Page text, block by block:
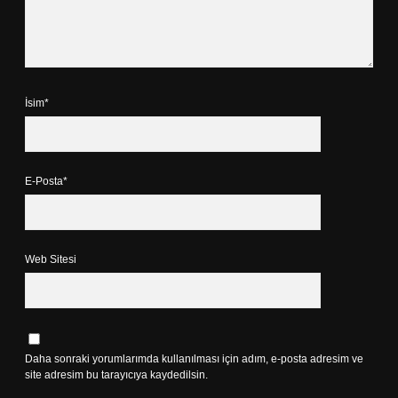
İsim*
E-Posta*
Web Sitesi
Daha sonraki yorumlarımda kullanılması için adım, e-posta adresim ve
site adresim bu tarayıcıya kaydedilsin.